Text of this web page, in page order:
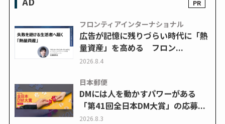
フロンティアインターナショナル
広告が記憶に残りづらい時代に「熱
量資産」を高める フロン...
2026.8.4
日本郵便
DMには人を動かすパワーがある
「第41回全日本DM大賞」の応募...
2026.8.3